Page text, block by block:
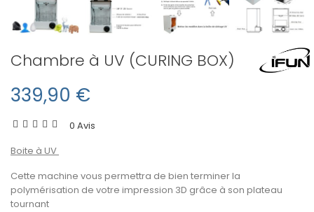
Chambre à UV (CURING BOX)
339,90 €
0 Avis
Boite à UV
Cette machine vous permettra de bien terminer la
polymérisation de votre impression 3D grâce à son plateau
tournant